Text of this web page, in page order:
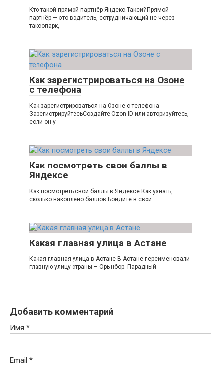
Кто такой прямой партнёр Яндекс.Такси? Прямой
партнёр — это водитель, сотрудничающий не через
таксопарк,
Как зарегистрироваться на Озоне
с телефона
Как зарегистрироваться на Озоне с телефона
ЗарегистрируйтесьСоздайте Ozon ID или авторизуйтесь,
если он у
Как посмотреть свои баллы в
Яндексе
Как посмотреть свои баллы в Яндексе Как узнать,
сколько накоплено баллов Войдите в свой
Какая главная улица в Астане
Какая главная улица в Астане В Астане переименовали
главную улицу страны – Орынбор. Парадный
Добавить комментарий
Имя *
Email *